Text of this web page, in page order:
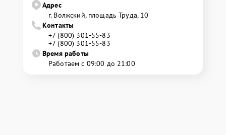
Адрес
г. Волжский, площадь Труда, 10
Контакты
+7 (800) 301-55-83
+7 (800) 301-55-83
Время работы
Работаем с 09:00 до 21:00